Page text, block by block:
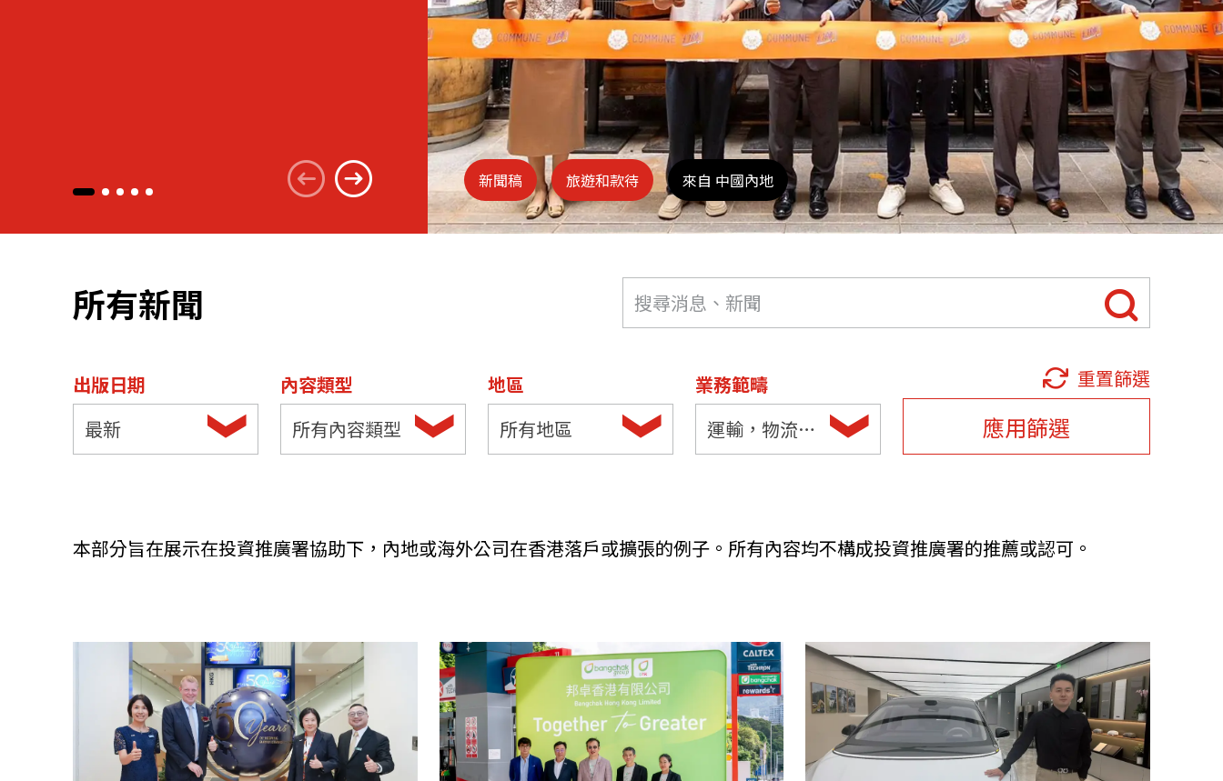
推薦表格 其他語文內容 招聘
關聯網站
新聞稿 旅遊和款待 來自 中國內地
所有新聞
出版日期
最新
內容類型
所有內容類型
地區
所有地區
業務範疇
運輸，物流及工業
重置篩選
應用篩選
本部分旨在展示在投資推廣署協助下，內地或海外公司在香港落戶或擴張的例子。所有內容均不構成投資推廣署的推薦或認可。